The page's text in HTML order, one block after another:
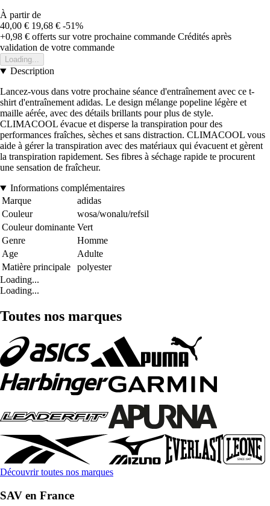
À partir de
40,00 € 19,68 € -51%
+0,98 € offerts sur votre prochaine commande Crédités après
validation de votre commande
Loading...
Description
Lancez-vous dans votre prochaine séance d'entraînement avec ce t-
shirt d'entraînement adidas. Le design mélange popeline légère et
maille aérée, avec des détails brillants pour plus de style.
CLIMACOOL évacue et disperse la transpiration pour des
performances fraîches, sèches et sans distraction. CLIMACOOL vous
aide à gérer la transpiration avec des matériaux qui évacuent et gèrent
la transpiration rapidement. Ses fibres à séchage rapide te procurent
une sensation de fraîcheur.
Informations complémentaires
Marque
adidas
Couleur
wosa/wonalu/refsil
Couleur dominante Vert
Genre
Homme
Age
Adulte
Matière principale
polyester
Loading...
Loading...
Toutes nos marques
Découvrir toutes nos marques
SAV en France